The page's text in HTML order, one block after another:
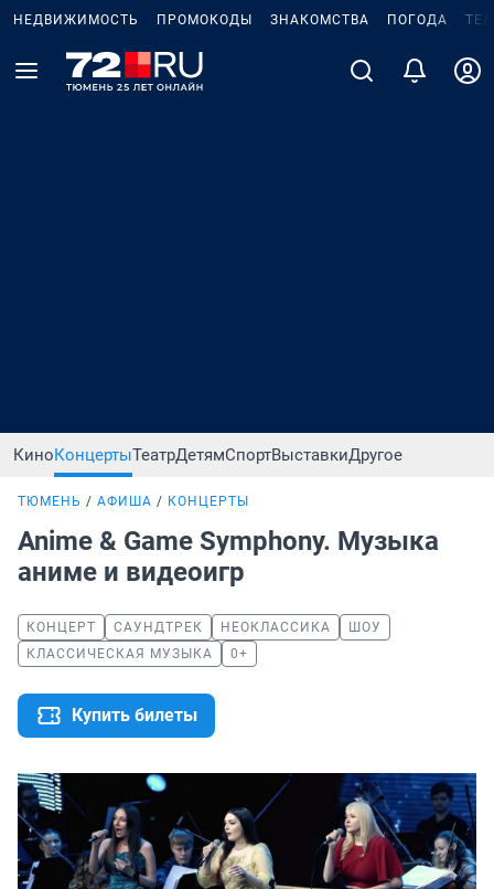
НЕДВИЖИМОСТЬ ПРОМОКОДЫ ЗНАКОМСТВА ПОГОДА
КиноКонцертыТеатрДетямСпортВыставкиДругое
ТЮМЕНЬ АФИША КОНЦЕРТЫ
Anime & Game Symphony. Музыка
аниме и видеоигр
КОНЦЕРТ САУНДТРЕК НЕОКЛАССИКА
ШОУ
КЛАССИЧЕСКАЯ МУЗЫКА
0+
Купить билеты